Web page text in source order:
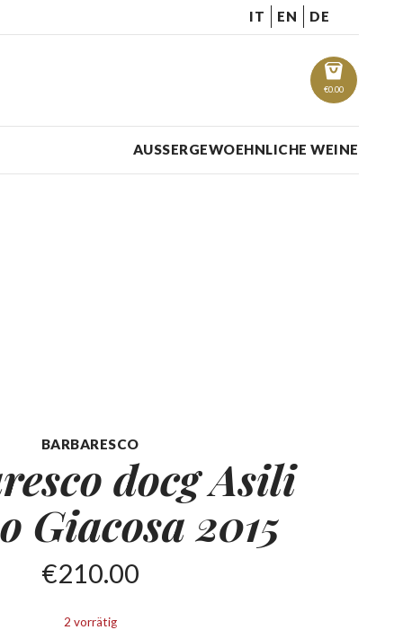
IT EN DE
€0.00
AUSSERGEWOEHNLICHE WEINE
BARBARESCO
docg Asili
Giacosa 2015
€210.00
2 vorrätig